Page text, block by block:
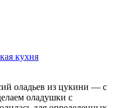
оладьев из цукини — с
оладушки с